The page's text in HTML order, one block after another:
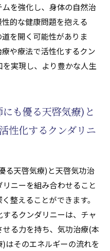
促進するための気功治
優る天啓気療)エクササ
療(本物の気功師にも優
療や療法で活性化する
り入れ方
れる方法
で活性化するチャクラ
用するコツ
ササイズ
療や療法で活性化する
めのアドバイス
師にも優る天啓気療)を
ッシュ方法
を強化し、身体の自然治
的な健康問題を抱える
を開く可能性がありま
や療法で活性化するクン
実現し、より豊かな人生
も優る天啓気療)と
性化するクンダリニ
る天啓気療)と天啓気功治
ニーを組み合わせること
整えることができます。
るクンダリニーは、チャ
る力を持ち、気功治療(本
はそのエネルギーの流れを